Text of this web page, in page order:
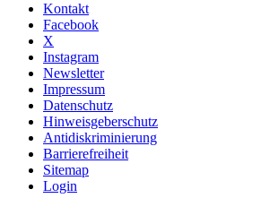
Kontakt
Facebook
X
Instagram
Newsletter
Impressum
Datenschutz
Hinweisgeberschutz
Antidiskriminierung
Barrierefreiheit
Sitemap
Login